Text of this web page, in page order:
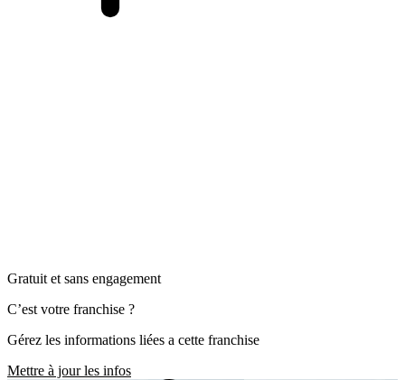
Gratuit et sans engagement
C’est votre franchise ?
Gérez les informations liées a cette franchise
Mettre à jour les infos